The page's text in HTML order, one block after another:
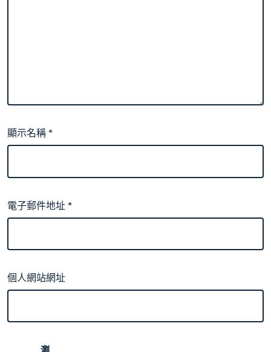
顯示名稱*
電子郵件地址*
個人網站網址